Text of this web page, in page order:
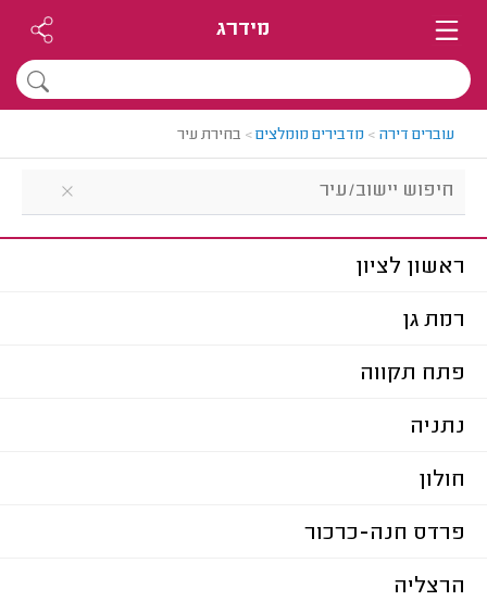
מידרג
עוברים דירה > מדבירים מומלצים> בחירת עיר
ראשון לציון
רמת גן
פתח תקווה
נתניה
חולון
פרדס חנה-כרכור
הרצליה